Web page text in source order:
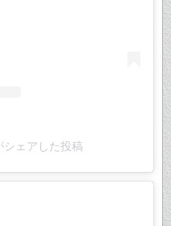
ェアした投稿